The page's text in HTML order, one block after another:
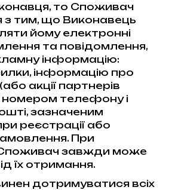
то Споживач
з тим, що Виконавець
йому електронні
та повідомлення,
інформацію:
інформацію про
акції партнерів
номером телефону і
зазначеним
реєстрації або
При
Споживач завжди може
їх отримання.
дотримуватися всіх